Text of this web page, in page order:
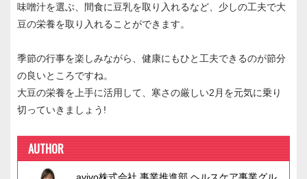
味噌汁を選ぶ、間食に豆乳を取り入れるなど、少しの工夫で大
豆の栄養を取り入れることができます。
季節の行事を楽しみながら、健康にもひと工夫できるのが節分
の良いところですね。
大豆の栄養を上手に活用して、寒さの厳しい2月を元気に乗り
切っていきましょう!
AUTHOR
avivo株式会社 事業推進部 ヘルスケア事業グル